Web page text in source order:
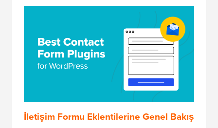
İletişim Formu Eklentilerine Genel Bakış